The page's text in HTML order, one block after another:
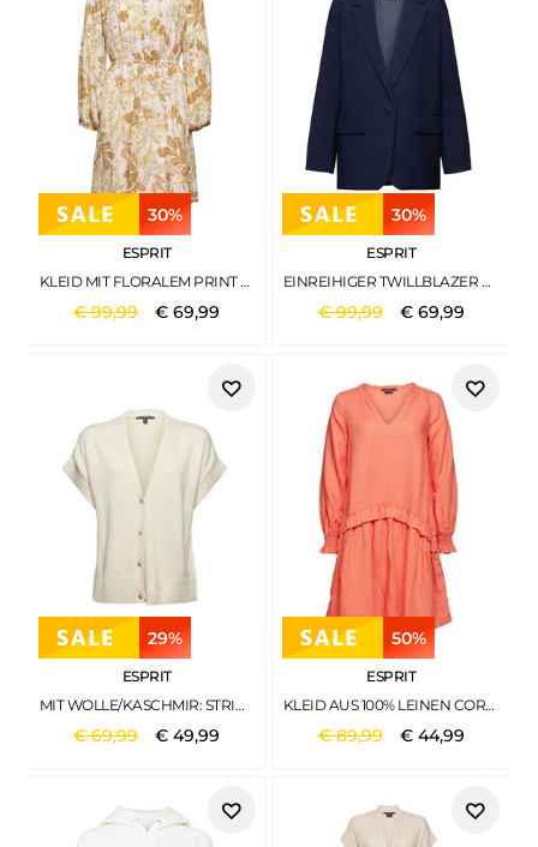
30%
ESPRIT
KLEID MIT FLORALEM PRINT BEIGE
€99,99 €69,99
30%
ESPRIT
EINREIHIGER TWILLBLAZER NAVY
€99,99 € 69,99
29%
ESPRIT
MIT WOLLE/KASCHMIR: STRICKWESTE ICE
€69,99 €49,99
50%
ESPRIT
KLEID AUS 100% LEINEN CORAL ORANGE
€89,99 € 44,99